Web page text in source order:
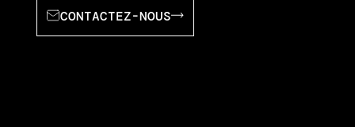
CONTACTEZ-NOUS